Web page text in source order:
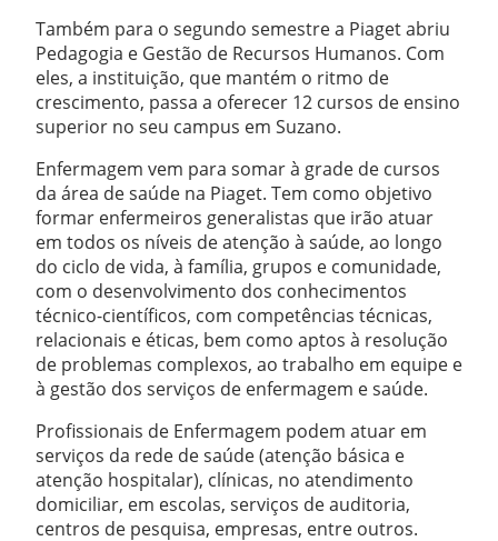
Também para o segundo semestre a Piaget abriu
Pedagogia e Gestão de Recursos Humanos. Com
eles, a instituição, que mantém o ritmo de
crescimento, passa a oferecer 12 cursos de ensino
superior no seu campus em Suzano.
Enfermagem vem para somar à grade de cursos
da área de saúde na Piaget. Tem como objetivo
formar enfermeiros generalistas que irão atuar
em todos os níveis de atenção à saúde, ao longo
do ciclo de vida, à família, grupos e comunidade,
com o desenvolvimento dos conhecimentos
técnico-científicos, com competências técnicas,
relacionais e éticas, bem como aptos à resolução
de problemas complexos, ao trabalho em equipe e
à gestão dos serviços de enfermagem e saúde.
Profissionais de Enfermagem podem atuar em
serviços da rede de saúde (atenção básica e
atenção hospitalar), clínicas, no atendimento
domiciliar, em escolas, serviços de auditoria,
centros de pesquisa, empresas, entre outros.